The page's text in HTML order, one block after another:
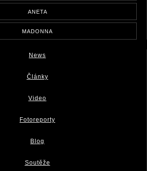
ANETA
MADONNA
News
Články
Video
Fotoreporty
Blog
Soutěže